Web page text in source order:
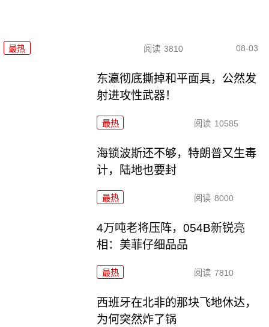
最热 阅读 3810 08-03
东瀛彻底撕掉和平面具，公然发
射进攻性武器！
最热 阅读 10585
海锁波斯还不够，特朗普又生毒
计，陆地也要封
最热 阅读 8000
4万吨老将压阵，054B新锐亮
相：美菲仔细品品
最热 阅读 7810
西班牙在北非的那块飞地休达，
为何突然炸了锅